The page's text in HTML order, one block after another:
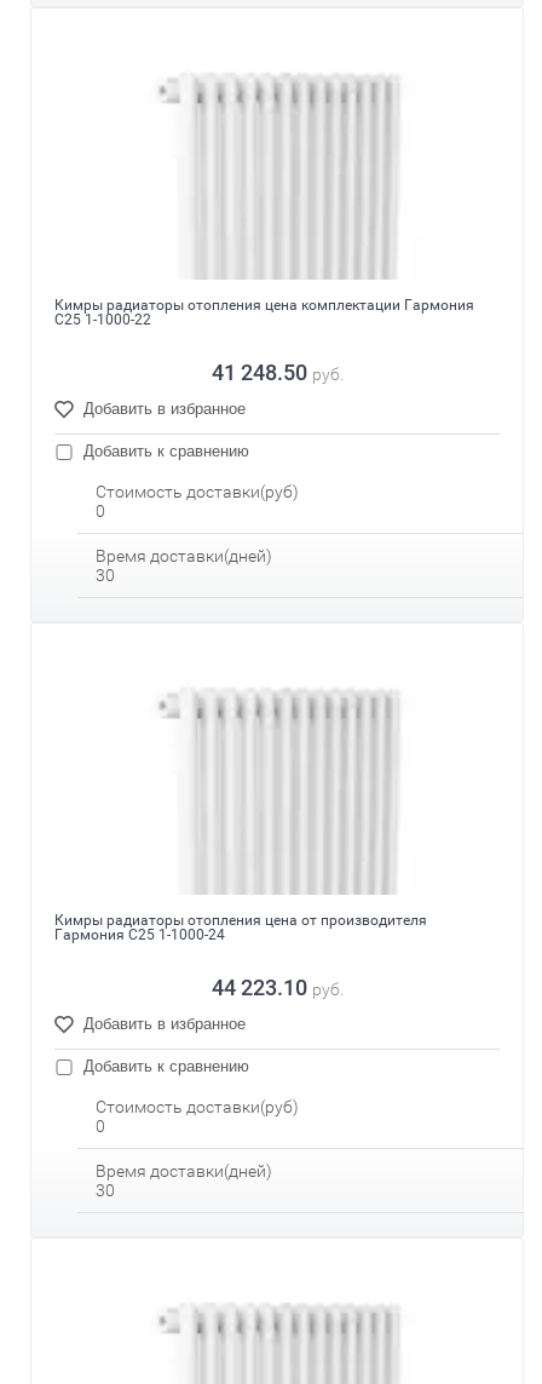
Кимры радиаторы отопления цена комплектации Гармония
С25 1-1000-22
41 248.50 руб.
Добавить в избранное
Добавить к сравнению
Стоимость доставки(руб)
0
Время доставки(дней)
30
Кимры радиаторы отопления цена от производителя
Гармония С25 1-1000-24
44 223.10 руб.
Добавить в избранное
Добавить к сравнению
Стоимость доставки(руб)
0
Время доставки(дней)
30